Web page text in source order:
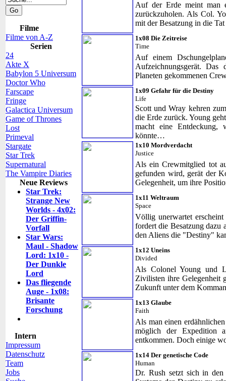
Filme
Filme von A-Z
Serien
24
Akte X
Babylon 5 Universum
Doctor Who
Farscape
Fringe
Galactica Universum
Game of Thrones
Lost
Primeval
Stargate
Star Trek
Supernatural
The Vampire Diaries
Neue Reviews
Star Trek:
Strange New
Worlds - 4x02:
Der Griffin-
Vorfall
Star Wars:
Maul - Shadow
Lord: 1x10 -
Der Dunkle
Lord
Das fliegende
Auge - 1x08:
Brisante
Forschung
Intern
Impressum
Datenschutz
Team
Jobs
Auf der Erde meint man
zurückzuholen. Als Col.
mit der Besatzung in die
1x08 Die Zeitreise
Time
Auf einem
Aufzeichnungsgerät.
Planeten gekommenen
1x09 Gefahr für die Destiny
Life
Scott und Wray kehren
die Erde zurück. Young
macht eine Entdeckung,
könnte…
1x10 Mordverdacht
Justice
Als ein Crewmitglied tot
gefunden wird, gerät der
Gelegenheit, um ihre
1x11 Weltraum
Space
Völlig unerwartet
fordert die Besatzung dazu
den Aliens die "Destiny"
1x12 Uneins
Divided
Als Colonel Young und
Zivilisten ihre Gelegenheit
Zukunft unter dem
1x13 Glaube
Faith
Als man einen
möglich der Expedition
entkommen. Doch einige
1x14 Der genetische Code
Human
Dr. Rush setzt sich in